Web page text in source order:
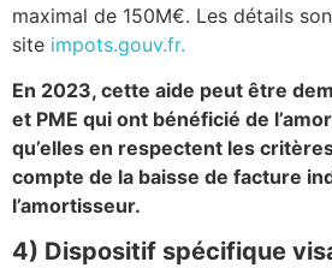
maximal de 150M€. Les détails
site impots.gouv.fr.
En 2023, cette aide peut être
et PME qui ont bénéficié de
qu’elles en respectent les
compte de la baisse de facture
l’amortisseur.
4) Dispositif spécifique